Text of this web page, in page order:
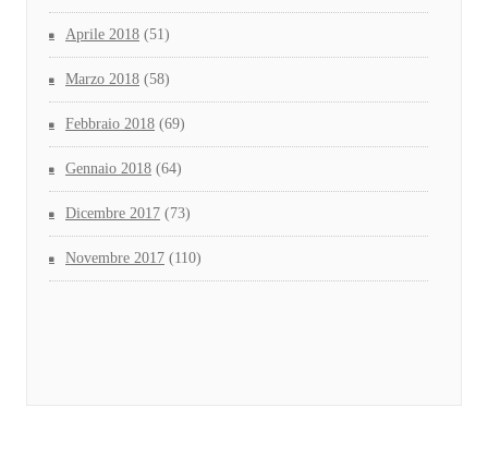
Aprile 2018 (51)
Marzo 2018 (58)
Febbraio 2018 (69)
Gennaio 2018 (64)
Dicembre 2017 (73)
Novembre 2017 (110)